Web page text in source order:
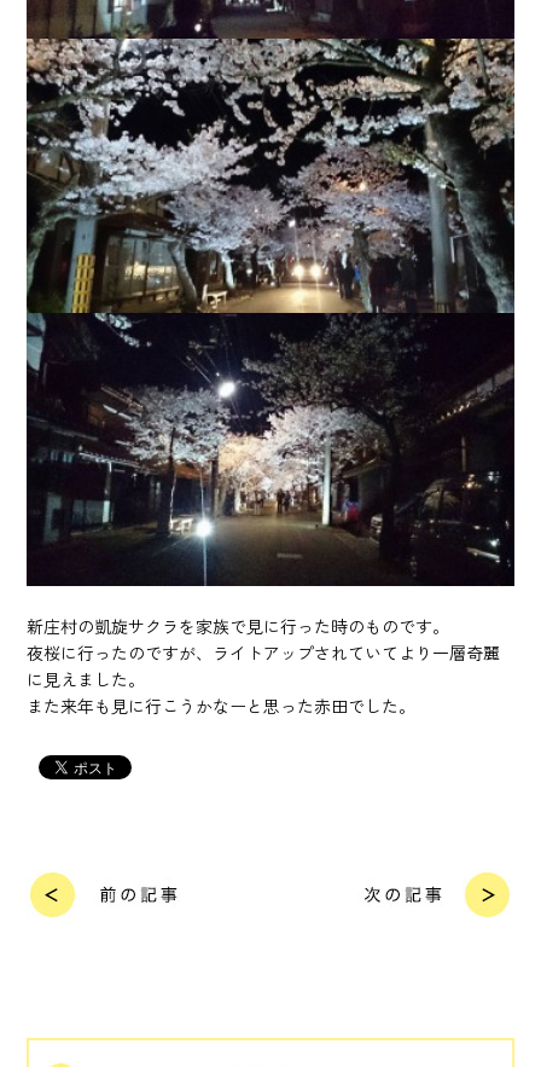
新庄村の凱旋サクラを家族で見に行った時のものです。
夜桜に行ったのですが、ライトアップされていてより一層奇麗
に見えました。
また来年も見に行こうかなーと思った赤田でした。